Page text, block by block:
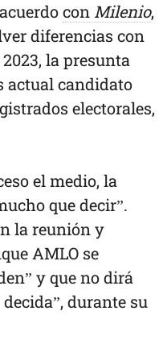
con Milenio,
diferencias con
la presunta
actual candidato
electorales,
el medio, la
que decir”.
la reunión y
AMLO se
y que no dirá
durante su